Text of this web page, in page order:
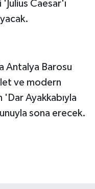
Caesar'ı
Antalya Barosu
ve modern
'Dar Ayakkabıyla
sona erecek.